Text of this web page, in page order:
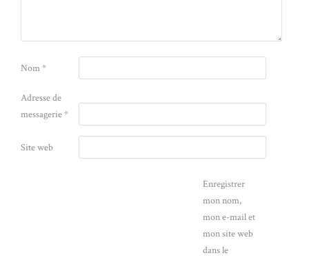
Nom*
Adresse de
messagerie*
Site web
Enregistrer
mon nom,
mon e-mail et
mon site web
dans le